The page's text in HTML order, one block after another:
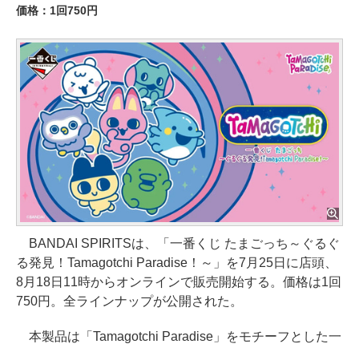
価格：1回750円
BANDAI SPIRITSは、「一番くじ たまごっち～ぐるぐ
る発見！Tamagotchi Paradise！～」を7月25日に店頭、
8月18日11時からオンラインで販売開始する。価格は1回
750円。全ラインナップが公開された。
本製品は「Tamagotchi Paradise」をモチーフとした一